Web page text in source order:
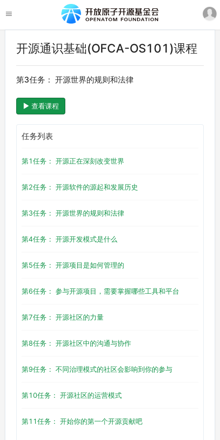
开源通识基础(OFCA-OS101)课程
第3任务： 开源世界的规则和法律
查看课程
任务列表
第1任务： 开源正在深刻改变世界
第2任务： 开源软件的源起和发展历史
第3任务： 开源世界的规则和法律
第4任务： 开源开发模式是什么
第5任务： 开源项目是如何管理的
第6任务： 参与开源项目，需要掌握哪些工具和平台
第7任务： 开源社区的力量
第8任务： 开源社区中的沟通与协作
第9任务： 不同治理模式的社区会影响到你的参与
第10任务： 开源社区的运营模式
第11任务： 开始你的第一个开源贡献吧